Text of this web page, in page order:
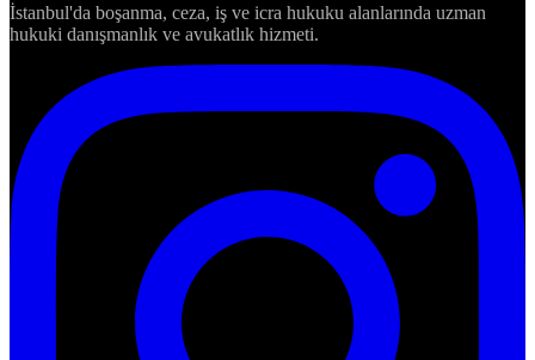
İstanbul'da boşanma, ceza, iş ve icra hukuku alanlarında uzman
hukuki danışmanlık ve avukatlık hizmeti.